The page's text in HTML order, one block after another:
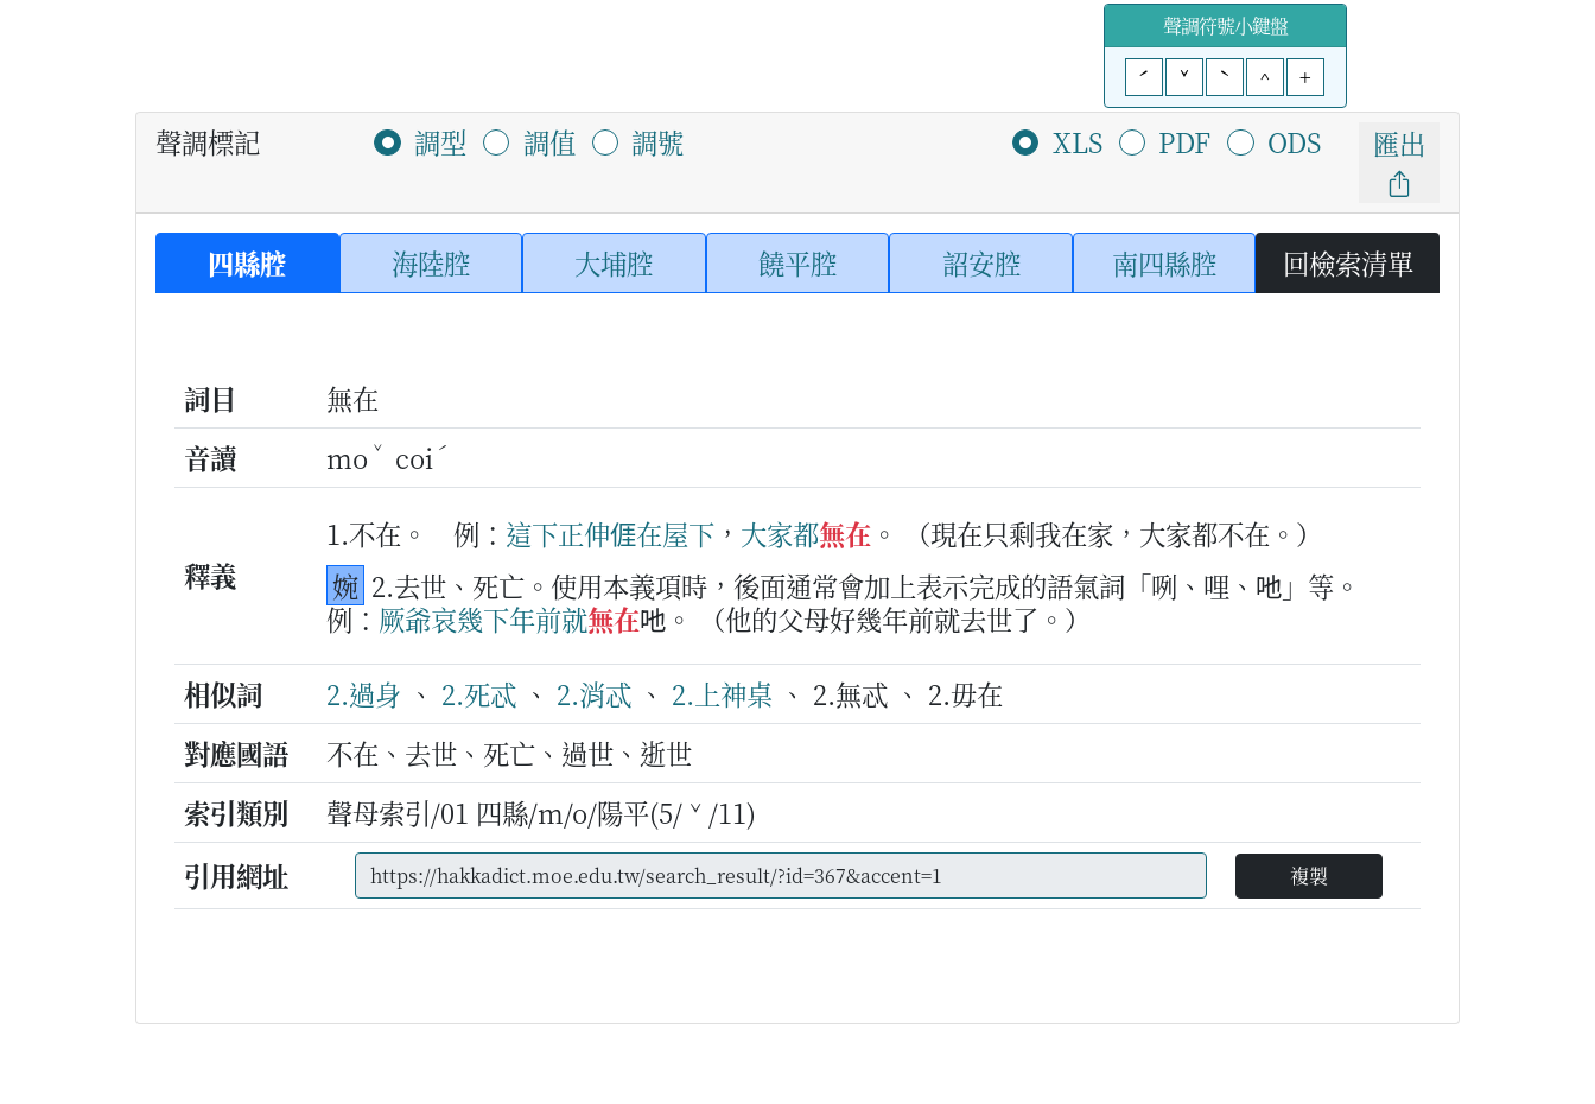
聲調符號小鍵盤
ˊ
ˇ ˋ ^ +
聲調標記 調型 調值 調號 XLS PDF ODS 匯出
四縣腔 海陸腔 大埔腔 饒平腔 詔安腔 南四縣腔 回檢索清單
詞目
無在
音讀
mo ˇ coi ˊ
釋義
1.不在。 例： 這下正伸𠊎在屋下 ， 大家都無在 。
（現在只剩我在家，大家都不在。）
婉 2.去世、死亡。使用本義項時，後面通常會加上表示完成的語氣詞「咧、哩、吔」等。
例： 厥爺哀幾下年前就無在吔。
（他的父母好幾年前就去世了。）
相似詞
2.過身 、 2.死忒 、 2.消忒 、 2.上神桌 、 2.無忒 、 2.毋在
對應國語
不在、去世、死亡、過世、逝世
索引類別
聲母索引/01 四縣/m/o/陽平(5/ˇ/11)
引用網址
複製